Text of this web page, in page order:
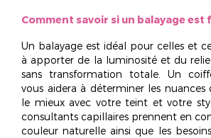
Comment savoir si un balayage est
Un balayage est idéal pour celles et
à apporter de la luminositéet du
sans transformation totale. Un
vous aidera à déterminer les nuances
le mieux avec votre teint et votre
consultants capillaires prennent en
couleur naturelle ainsi que les